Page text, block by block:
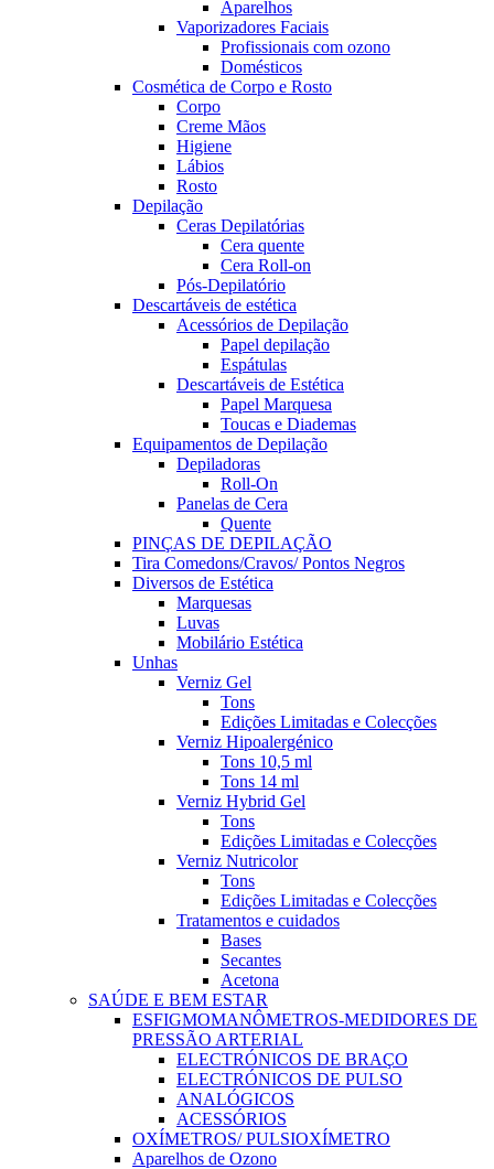
Aparelhos
Vaporizadores Faciais
Profissionais com ozono
Domésticos
Cosmética de Corpo e Rosto
Corpo
Creme Mãos
Higiene
Lábios
Rosto
Depilação
Ceras Depilatórias
Cera quente
Cera Roll-on
Pós-Depilatório
Descartáveis de estética
Acessórios de Depilação
Papel depilação
Espátulas
Descartáveis de Estética
Papel Marquesa
Toucas e Diademas
Equipamentos de Depilação
Depiladoras
Roll-On
Panelas de Cera
Quente
PINÇAS DE DEPILAÇÃO
Tira Comedons/Cravos/ Pontos Negros
Diversos de Estética
Marquesas
Luvas
Mobilário Estética
Unhas
Verniz Gel
Tons
Edições Limitadas e Colecções
Verniz Hipoalergénico
Tons 10,5 ml
Tons 14 ml
Verniz Hybrid Gel
Tons
Edições Limitadas e Colecções
Verniz Nutricolor
Tons
Edições Limitadas e Colecções
Tratamentos e cuidados
Bases
Secantes
Acetona
SAÚDE E BEM ESTAR
ESFIGMOMANÔMETROS-MEDIDORES DE
PRESSÃO ARTERIAL
ELECTRÓNICOS DE BRAÇO
ELECTRÓNICOS DE PULSO
ANALÓGICOS
ACESSÓRIOS
OXÍMETROS/ PULSIOXÍMETRO
Aparelhos de Ozono